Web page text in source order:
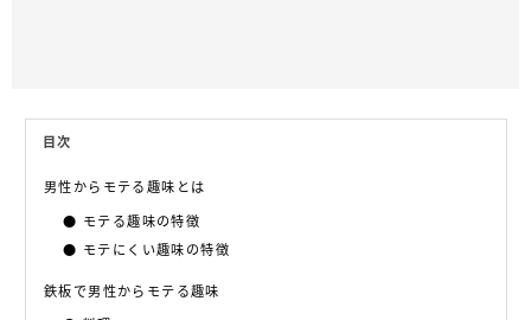
目次
男性からモテる趣味とは
モテる趣味の特徴
モテにくい趣味の特徴
鉄板で男性からモテる趣味